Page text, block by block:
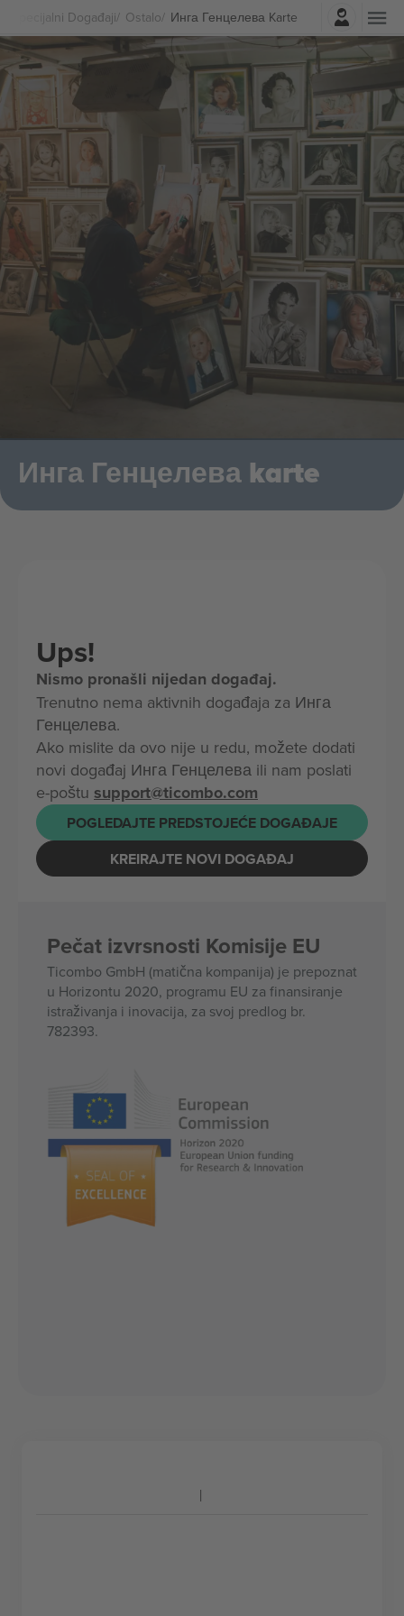
Specijalni Događaji Ostalo Инга Генцелева Karte
Najavite se
Инга Генцелева karte
Ups!
Nismo pronašli nijedan događaj.
Trenutno nema aktivnih događaja za Инга
Генцелева.
Ako mislite da ovo nije u redu, možete dodati
novi događaj Инга Генцелева ili nam poslati
e-poštu support@ticombo.com
POGLEDAJTE PREDSTOJEĆE DOGAĐAJE
KREIRAJTE NOVI DOGAĐAJ
Pečat izvrsnosti Komisije EU
Ticombo GmbH (matična kompanija) je prepoznat
u Horizontu 2020, programu EU za finansiranje
istraživanja i inovacija, za svoj predlog br.
782393.